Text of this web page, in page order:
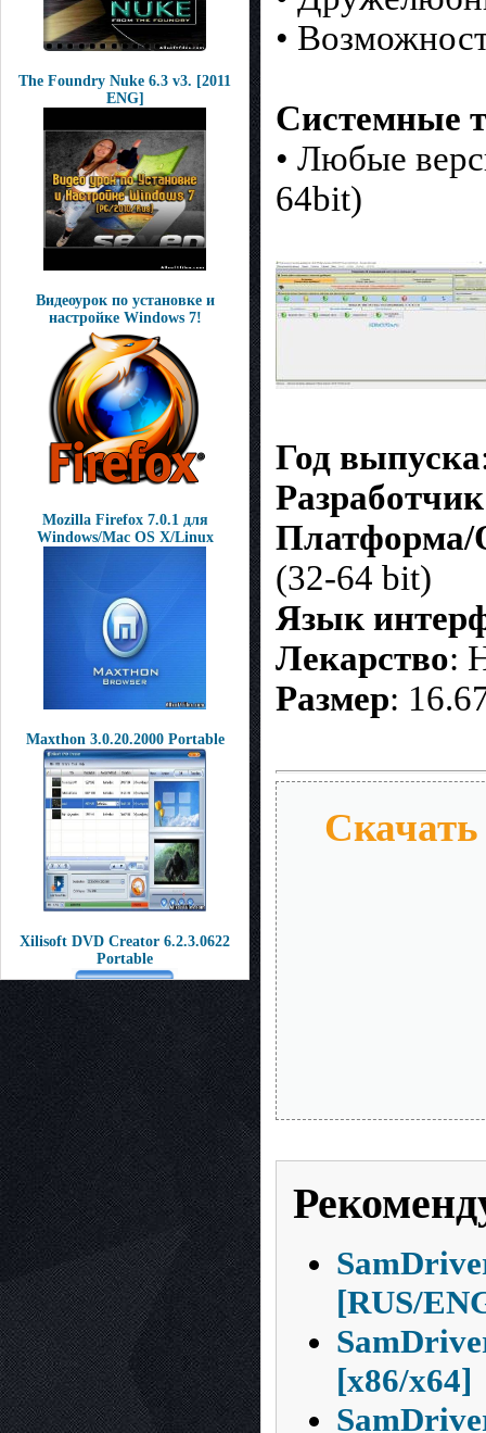
The Foundry Nuke 6.3 v3. [2011
ENG]
Видеоурок по установке и
настройке Windows 7!
Mozilla Firefox 7.0.1 для
Windows/Mac OS X/Linux
Maxthon 3.0.20.2000 Portable
Xilisoft DVD Creator 6.2.3.0622
Portable
•
Системные
• Любые
64bit)
Год выпуска
Разработчик
(32-64 bit)
Язык
Лекарство:
Размер:
[RUS/
[x86/x64]